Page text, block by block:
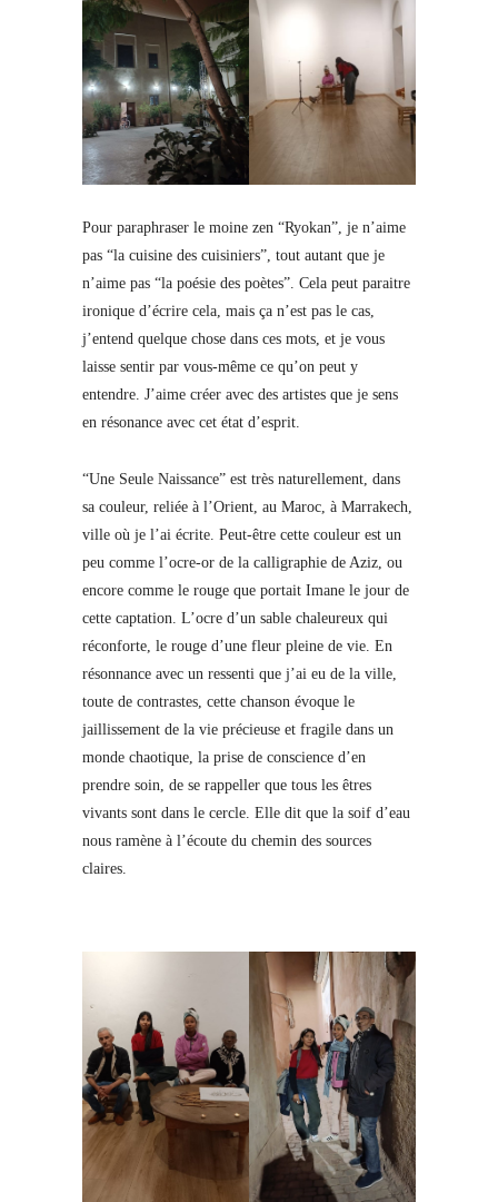
Pour paraphraser le moine zen “Ryokan”, je n’aime
pas “la cuisine des cuisiniers”, tout autant que je
n’aime pas “la poésie des poètes”. Cela peut paraitre
ironique d’écrire cela, mais ça n’est pas le cas,
j’entend quelque chose dans ces mots, et je vous
laisse sentir par vous-même ce qu’on peut y
entendre. J’aime créer avec des artistes que je sens
en résonance avec cet état d’esprit.
“Une Seule Naissance” est très naturellement, dans
sa couleur, reliée à l’Orient, au Maroc, à Marrakech,
ville où je l’ai écrite. Peut-être cette couleur est un
peu comme l’ocre-or de la calligraphie de Aziz, ou
encore comme le rouge que portait Imane le jour de
cette captation. L’ocre d’un sable chaleureux qui
réconforte, le rouge d’une fleur pleine de vie. En
résonnance avec un ressenti que j’ai eu de la ville,
toute de contrastes, cette chanson évoque le
jaillissement de la vie précieuse et fragile dans un
monde chaotique, la prise de conscience d’en
prendre soin, de se rappeller que tous les êtres
vivants sont dans le cercle. Elle dit que la soif d’eau
nous ramène à l’écoute du chemin des sources
claires.